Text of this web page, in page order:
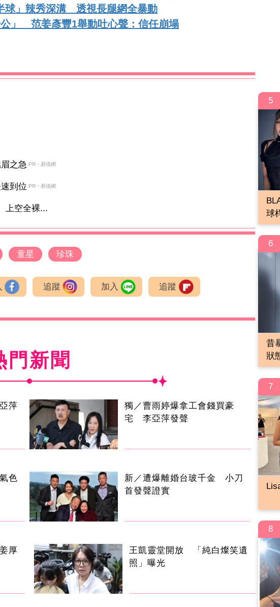
球」辣秀深溝 透視長腿網全暴動
」 范姜彥豐1舉動吐心聲：信任崩塌
之急 PR・易借網
到位 PR・易借網
上空全裸...
童星 珍珠
追蹤 加入 追蹤
門新聞
萍
獨／曹雨婷爆拿工會錢買豪
宅 李亞萍發聲
色
新／遭爆離婚台玻千金 小刀
首發聲證實
厚
王凱靈堂開放 「純白燦笑遺
照」曝光
5
球
6
昔
狀
7
8